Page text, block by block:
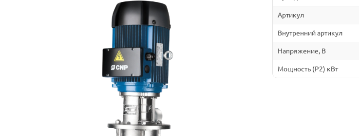
Артикул
Внутренний артикул
Напряжение, В
Мощность (P2) кВт